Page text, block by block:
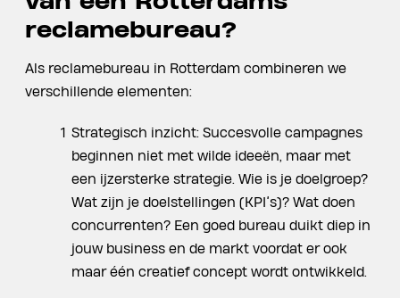
reclamebureau?
Als reclamebureau in Rotterdam combineren we
verschillende elementen:
Strategisch inzicht: Succesvolle campagnes
beginnen niet met wilde ideeën, maar met
een ijzersterke strategie. Wie is je doelgroep?
Wat zijn je doelstellingen (KPI’s)? Wat doen
concurrenten? Een goed bureau duikt diep in
jouw business en de markt voordat er ook
maar één creatief concept wordt ontwikkeld.